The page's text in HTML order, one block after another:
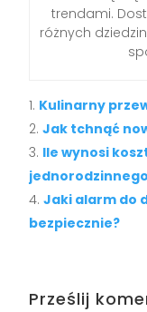
trendami.
różnych
Kulinarny
Jak tchnąć
Ile wynosi
Jaki alarm do
bezpiecznie?
Prześlij